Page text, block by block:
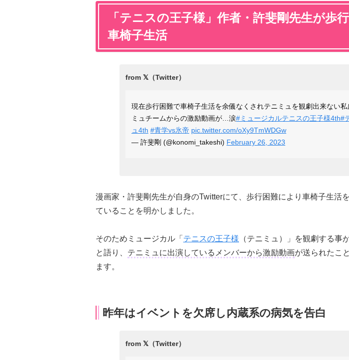
「テニスの王子様」作者・許斐剛先生が歩
車椅子生活
現在歩行困難で車椅子生活を余儀なくされテニミュを観劇出来ない私
ミュチームからの激励動画が…涙#ミュージカルテニスの王子様4th#
ュ4th #青学vs氷帝 pic.twitter.com/oXy9TmWDGw
— 許斐剛 (@konomi_takeshi) February 26, 2023
漫画家・許斐剛先生が自身のTwitterにて、歩行困難により車椅子生活
ていることを明かしました。
そのためミュージカル「 テニスの王子様 （テニミュ）」を観劇する事
と語り、 テニミュに出演しているメンバーから激励動画が送られたこ
ます。
昨年はイベントを欠席し内蔵系の病気を告白